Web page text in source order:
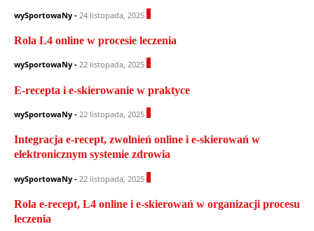
wySportowaNy - 24 listopada, 2025
Rola L4 online w procesie leczenia
wySportowaNy - 22 listopada, 2025
E-recepta i e-skierowanie w praktyce
wySportowaNy - 22 listopada, 2025
Integracja e-recept, zwolnień online i e-skierowań w
elektronicznym systemie zdrowia
wySportowaNy - 22 listopada, 2025
Rola e-recept, L4 online i e-skierowań w organizacji procesu
leczenia